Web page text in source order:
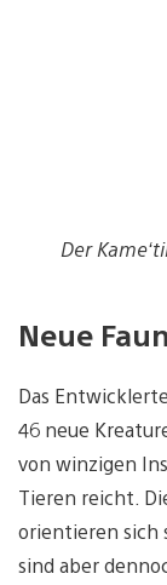
Der
Neue
Das
46 neue
von winzigen
Tieren reicht.
orientieren sich
sind aber